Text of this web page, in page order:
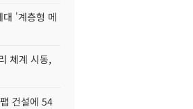
'계층형 메
체계 시동,
건설에 54